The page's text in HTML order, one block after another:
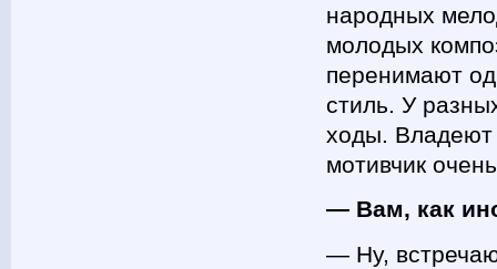
народных
молодых
перенимают
стиль. У
ходы. Владеют
мотивчик
— Вам, как
— Ну,